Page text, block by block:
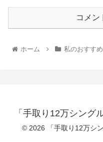
コメン
ホーム 私のおすすめ
「手取り12万シング
© 2026 「手取り12万シ